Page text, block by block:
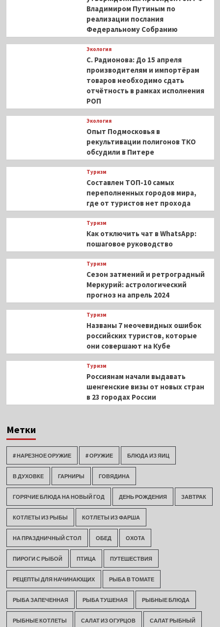
Владимиром Путиным по
реализации послания
Федеральному Собранию
Экология
С. Радионова: До 15 апреля
производителям и импортёрам
товаров необходимо сдать
отчётность в рамках исполнения
РОП
Экология
Опыт Подмосковья в
рекультивации полигонов ТКО
обсудили в Питере
Туризм
Составлен ТОП-10 самых
переполненных городов мира,
где от туристов нет прохода
Туризм
Как отключить чат в WhatsApp:
пошаговое руководство
Туризм
Сезон затмений и ретроградный
Меркурий: астрологический
прогноз на апрель 2024
Туризм
Названы 7 неочевидных ошибок
российских туристов, которые
они совершают на Кубе
Туризм
Россиянам начали выдавать
шенгенские визы от новых стран
в 23 городах России
Метки
# НАРЕЗНОЕ ОРУЖИЕ # ОРУЖИЕ БЛЮДА ИЗ ЯИЦ
В ДУХОВКЕ ГАРНИРЫ ГОВЯДИНА
ГОРЯЧИЕ БЛЮДА НА НОВЫЙ ГОД ДЕНЬ РОЖДЕНИЯ ЗАВТРАК
КОТЛЕТЫ ИЗ РЫБЫ КОТЛЕТЫ ИЗ ФАРША
НА ПРАЗДНИЧНЫЙ СТОЛ ОБЕД ОХОТА
ПИРОГИ С РЫБОЙ ПТИЦА ПУТЕШЕСТВИЯ
РЕЦЕПТЫ ДЛЯ НАЧИНАЮЩИХ РЫБА В ТОМАТЕ
РЫБА ЗАПЕЧЕННАЯ РЫБА ТУШЕНАЯ РЫБНЫЕ БЛЮДА
РЫБНЫЕ КОТЛЕТЫ САЛАТ ИЗ ОГУРЦОВ САЛАТ РЫБНЫЙ